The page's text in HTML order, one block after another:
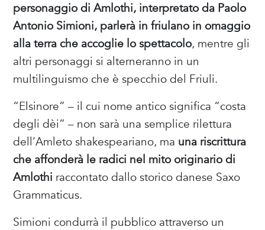
personaggio di Amlothi, interpretato da Paolo
Antonio Simioni, parlerà in friulano in omaggio
alla terra che accoglie lo spettacolo, mentre gli
altri personaggi si alterneranno in un
multilinguismo che è specchio del Friuli.
“Elsinore” – il cui nome antico significa “costa
degli dèi” – non sarà una semplice rilettura
dell’Amleto shakespeariano, ma una riscrittura
che affonderà le radici nel mito originario di
Amlothi raccontato dallo storico danese Saxo
Grammaticus.
Simioni condurrà il pubblico attraverso un